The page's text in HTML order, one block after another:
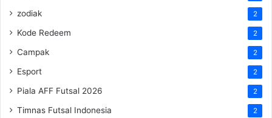
zodiak 2
Kode Redeem 2
Campak 2
Esport 2
Piala AFF Futsal 2026 2
Timnas Futsal Indonesia 2